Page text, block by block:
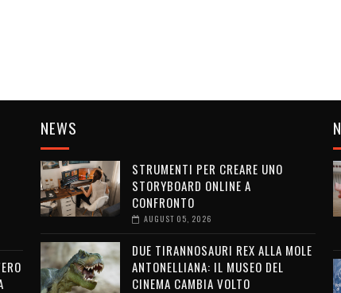
NEWS
STRUMENTI PER CREARE UNO
STORYBOARD ONLINE A
CONFRONTO
AUGUST 05, 2026
DUE TIRANNOSAURI REX ALLA MOLE
ANTONELLIANA: IL MUSEO DEL
CINEMA CAMBIA VOLTO